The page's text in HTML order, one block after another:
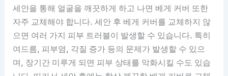
세안을 통해 얼굴을 깨끗하게 하고 나면 베게 커버 또한
자주 교체해야 합니다. 세안 후 베게 커버를 교체하지 않
으면 여러 가지 피부 트러블이 발생할 수 있습니다. 특히
여드름, 피부염, 각질 증가 등의 문제가 발생할 수 있으
며, 장기간 미루게 되면 피부 상태를 악화시킬 수도 있습